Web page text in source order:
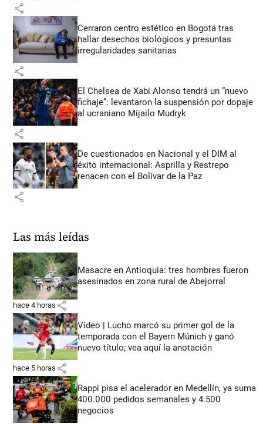
share
Cerraron centro estético en Bogotá tras
hallar desechos biológicos y presuntas
irregularidades sanitarias
share
El Chelsea de Xabi Alonso tendrá un “nuevo
fichaje”: levantaron la suspensión por dopaje
al ucraniano Mijailo Mudryk
share
De cuestionados en Nacional y el DIM al
éxito internacional: Asprilla y Restrepo
renacen con el Bolívar de la Paz
share
Las más leídas
Masacre en Antioquia: tres hombres fueron
asesinados en zona rural de Abejorral
hace 4 horas share
Video | Lucho marcó su primer gol de la
temporada con el Bayern Múnich y ganó
nuevo título; vea aquí la anotación
hace 5 horas share
Rappi pisa el acelerador en Medellín, ya suma
400.000 pedidos semanales y 4.500
negocios